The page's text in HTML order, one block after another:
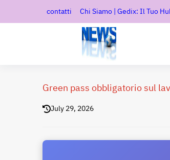
contatti Chi Siamo | Gedix: Il Tuo
Green pass obbligatorio sul
July 29, 2026